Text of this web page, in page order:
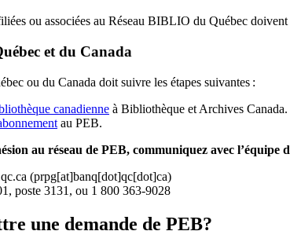
ou associées au Réseau BIBLIO du Québec
et du Canada
ou du Canada doit suivre les étapes suivantes :
canadienne à Bibliothèque et Archives Canada.
au PEB.
au réseau de PEB, communiquez avec l’équipe
(prpg[at]banq[dot]qc[dot]ca)
poste 3131, ou 1 800 363-9028
une demande de PEB?